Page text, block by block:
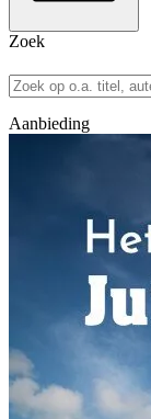
Zoek
Aanbieding